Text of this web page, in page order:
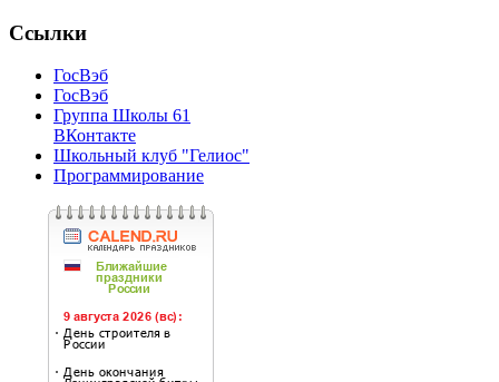
Ссылки
ГосВэб
ГосВэб
Группа Школы 61
ВКонтакте
Школьный клуб "Гелиос"
Программирование